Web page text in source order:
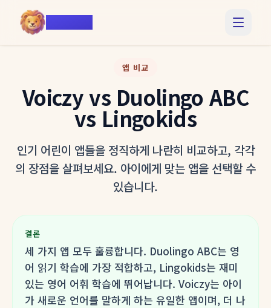
Voiczy
앱 비교
Voiczy vs Duolingo ABC
vs Lingokids
인기 어린이 앱들을 정직하게 나란히 비교하고, 각각
의 장점을 살펴보세요. 아이에게 맞는 앱을 선택할 수
있습니다.
결론
세 가지 앱 모두 훌륭합니다. Duolingo ABC는 영
어 읽기 학습에 가장 적합하고, Lingokids는 재미
있는 영어 어휘 학습에 뛰어납니다. Voiczy는 아이
가 새로운 언어를 말하게 하는 유일한 앱이며, 더 나